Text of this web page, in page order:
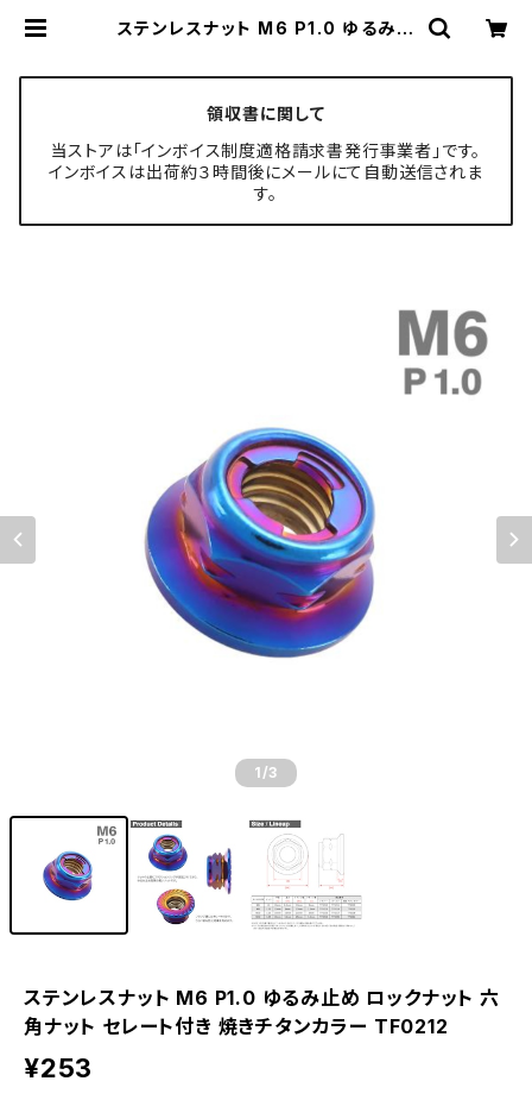
ステンレスナット M6 P1.0 ゆるみ止
CH-MASTER ボルト専門店
領収書に関して
当ストアは「インボイス制度適格請求書発行事業者」です。
インボイスは出荷約３時間後にメールにて自動送信されま
す。
1 /3
ステンレスナット M6 P1.0 ゆるみ止め ロックナット 六
角ナット セレート付き 焼きチタンカラー TF0212
¥253